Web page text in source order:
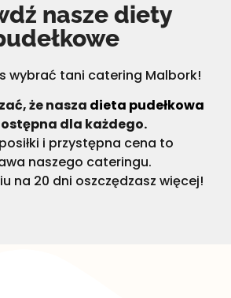
nasze diety
wybrać tani catering Malbork!
że nasza dieta pudełkowa
dla każdego.
i przystępna cena to
naszego cateringu.
na 20 dni oszczędzasz więcej!